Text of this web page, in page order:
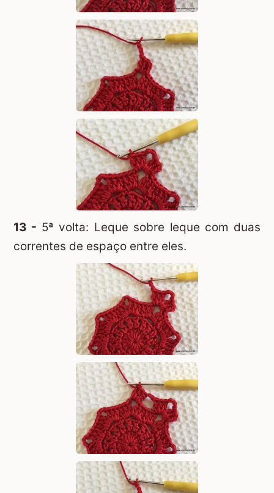
13 - 5ª volta: Leque sobre leque com duas
correntes de espaço entre eles.